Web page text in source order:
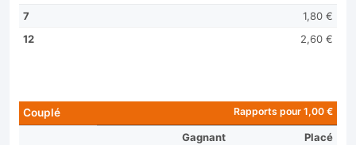
7
1,80 €
12
2,60 €
Couplé Rapports pour 1,00 €
Gagnant
Placé